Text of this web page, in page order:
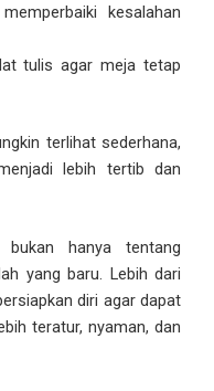
kesalahan
tulis agar meja tetap
terlihat sederhana,
lebih tertib dan
hanya tentang
yang baru. Lebih dari
diri agar dapat
teratur, nyaman, dan